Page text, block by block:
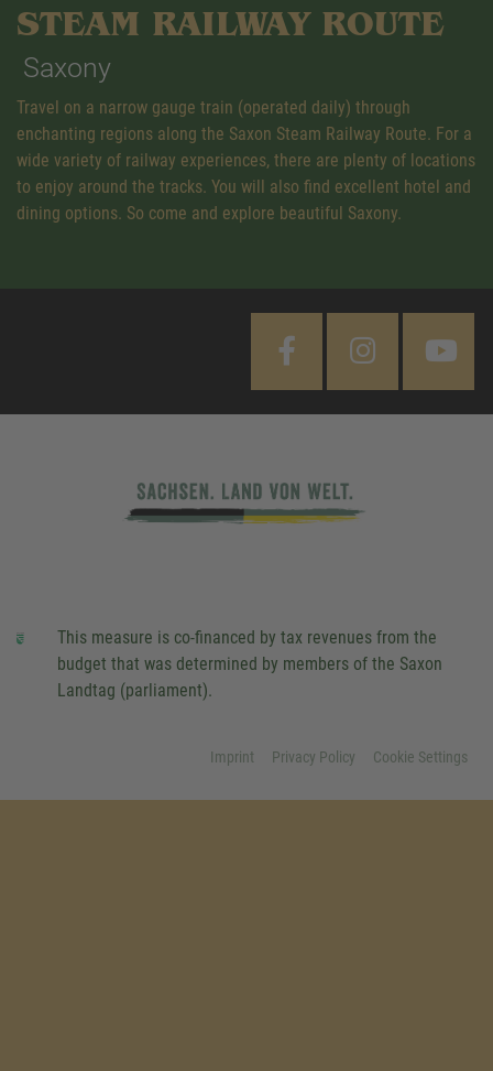
STEAM RAILWAY ROUTE
Saxony
Travel on a narrow gauge train (operated daily) through
enchanting regions along the Saxon Steam Railway Route. For a
wide variety of railway experiences, there are plenty of locations
to enjoy around the tracks. You will also find excellent hotel and
dining options. So come and explore beautiful Saxony.
This measure is co-financed by tax revenues from the
budget that was determined by members of the Saxon
Landtag (parliament).
Imprint Privacy Policy Cookie Settings